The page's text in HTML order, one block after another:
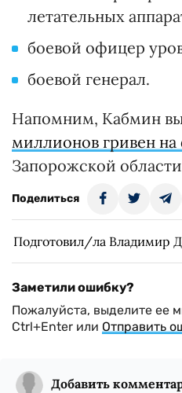
летательных
боевой офицер
боевой генерал.
Напомним, Кабмин
миллионов гривен
Запорожской
Поделиться
Подготовил/ла Владимир
Заметили ошибку?
Пожалуйста, выделите ее
Ctrl+Enter или Отправить
Добавить